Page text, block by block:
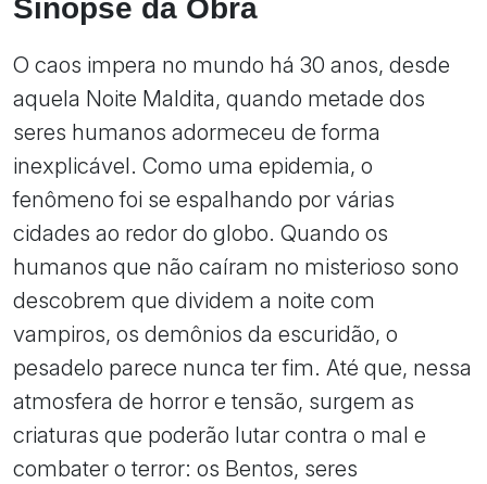
Sinopse da Obra
O caos impera no mundo há 30 anos, desde
aquela Noite Maldita, quando metade dos
seres humanos adormeceu de forma
inexplicável. Como uma epidemia, o
fenômeno foi se espalhando por várias
cidades ao redor do globo. Quando os
humanos que não caíram no misterioso sono
descobrem que dividem a noite com
vampiros, os demônios da escuridão, o
pesadelo parece nunca ter fim. Até que, nessa
atmosfera de horror e tensão, surgem as
criaturas que poderão lutar contra o mal e
combater o terror: os Bentos, seres